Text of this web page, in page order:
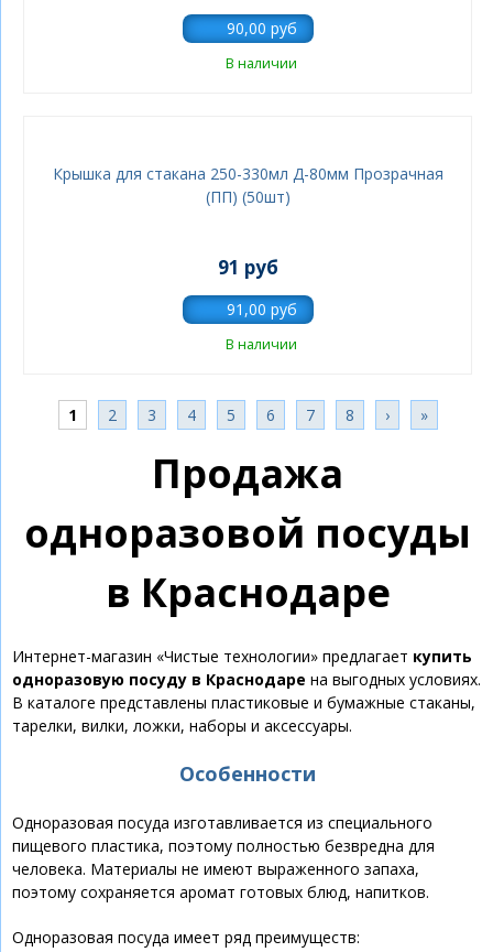
В наличии
Крышка для стакана 250-330мл Д-80мм Прозрачная
(ПП) (50шт)
91 руб
В наличии
Страницы
1 2 3 4 5 6 7 8 › »
Продажа
одноразовой посуды
в Краснодаре
Интернет-магазин «Чистые технологии» предлагает купить
одноразовую посуду в Краснодаре на выгодных условиях.
В каталоге представлены пластиковые и бумажные стаканы,
тарелки, вилки, ложки, наборы и аксессуары.
Особенности
Одноразовая посуда изготавливается из специального
пищевого пластика, поэтому полностью безвредна для
человека. Материалы не имеют выраженного запаха,
поэтому сохраняется аромат готовых блюд, напитков.
Одноразовая посуда имеет ряд преимуществ: